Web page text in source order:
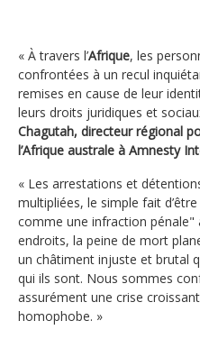
« À travers l’Afrique, les
confrontées à un recul
remises en cause de leur
leurs droits juridiques et
Chagutah, directeur régional
l’Afrique australe à Amnesty
« Les arrestations et
multipliées, le simple fait
comme une infraction pénale"
endroits, la peine de mort
un châtiment injuste et brutal
qui ils sont. Nous sommes
assurément une crise
homophobe. »